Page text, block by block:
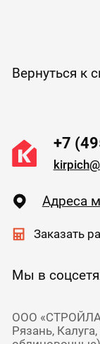
Вернуться к
+7
Адреса
Заказать
Мы в
ООО
Рязань,